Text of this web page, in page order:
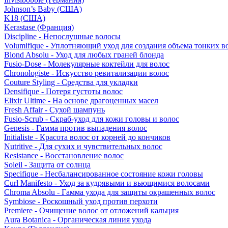
Johnson’s Baby (США)
K18 (США)
Kerastase (Франция)
Discipline - Непослушные волосы
Volumifique - Уплотняющий уход для создания объема тонких
Blond Absolu - Уход для любых граней блонда
Fusio-Dose - Молекулярные коктейли для волос
Chronologiste - Искусство ревитализации волос
Couture Styling - Средства для укладки
Densifique - Потеря густоты волос
Elixir Ultime - На основе драгоценных масел
Fresh Affair - Сухой шампунь
Fusio-Scrub - Скраб-уход для кожи головы и волос
Genesis - Гамма против выпадения волос
Initialiste - Красота волос от корней до кончиков
Nutritive - Для сухих и чувствительных волос
Resistance - Восстановление волос
Soleil - Защита от солнца
Specifique - Несбалансированное состояние кожи головы
Curl Manifesto - Уход за кудрявыми и вьющимися волосами
Chroma Absolu - Гамма ухода для защиты окрашенных волос
Symbiose - Роскошный уход против перхоти
Premiere - Очищение волос от отложений кальция
Aura Botanica - Органическая линия ухода